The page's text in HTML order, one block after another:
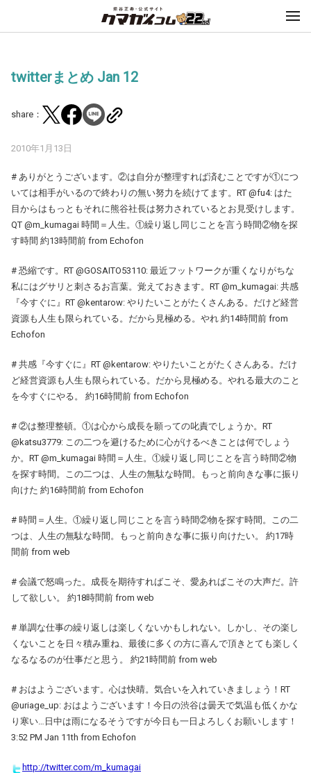
twitterまとめ Jan 12
share：
2010年1月13日
# ありがとうございます。②は自分が整理すれば済むことですが①につ
いては相手がいるので終わりの無い努力を続けてます。RT @fu4: はた
目からはもっともそれに熊谷社長は努力されているとお見受けします。
QT @m_kumagai 時間＝人生。①繰り返し同じことを言う時間②物を探
す時間 約13時間前 from Echofon
# 恐縮です。RT @GOSAITO53110: 最近フットワークが重くなりがちな
私にはグサリと刺さるお言葉。覚えておきます。RT @m_kumagai: 共感
『今すぐに』RT @kentarow: やりたいことがたくさんある。だけど経営
資源も人生も限られている。だから見極める。やれ 約14時間前 from
Echofon
# 共感『今すぐに』RT @kentarow: やりたいことがたくさんある。だけ
ど経営資源も人生も限られている。だから見極める。やれる最大のこと
を今すぐにやる。 約16時間前 from Echofon
# ②は整理整頓。①は心から成長を願っての叱責でしょうか。RT
@katsu3779: この二つを避けるために心がけるべきことは何でしょう
か。RT @m_kumagai 時間＝人生。①繰り返し同じことを言う時間②物
を探す時間。この二つは、人生の無駄な時間。もっと前向きな事に振り
向けた 約16時間前 from Echofon
# 時間＝人生。①繰り返し同じことを言う時間②物を探す時間。この二
つは、人生の無駄な時間。もっと前向きな事に振り向けたい。 約17時
間前 from web
# 会議で怒鳴った。成長を期待すればこそ、愛あればこその大声だ。許
して欲しい。 約18時間前 from web
# 単調な仕事の繰り返しは楽しくないかもしれない。しかし、その楽し
くないことを日々積み重ね、最後に多くの方に喜んで頂きとても楽しく
なるなるのが仕事だと思う。 約21時間前 from web
# おはようございます。心は快晴。気合いを入れていきましょう！RT
@uriage_up: おはようございます！今日の渋谷は曇天で気温も低くかな
り寒い…日中は雨になるそうですが今日も一日よろしくお願いします！
3:52 PM Jan 11th from Echofon
http://twitter.com/m_kumagai